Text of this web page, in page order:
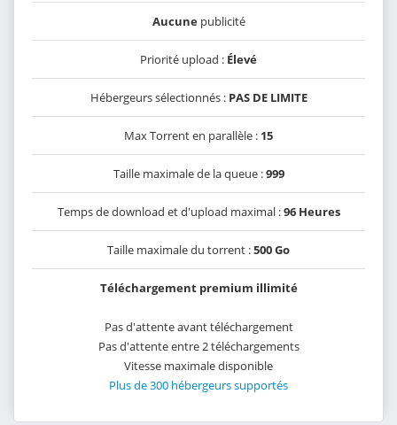
Aucunepublicité
Priorité upload : Élevé
Hébergeurs sélectionnés : PAS DE LIMITE
Max Torrent en parallèle : 15
Taille maximale de la queue :999
Temps de download et d'upload maximal :96 Heures
Taille maximale du torrent :500 Go
Téléchargement premium illimité
Pas d'attente avant téléchargement
Pas d'attente entre 2 téléchargements
Vitesse maximale disponible
Plus de 300 hébergeurs supportés